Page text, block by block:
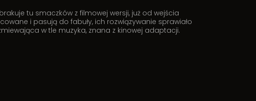
tu smaczków z filmowej wersji, już od wejścia
i pasują do fabuły, ich rozwiązywanie sprawiało
w tle muzyka, znana z kinowej adaptacji.